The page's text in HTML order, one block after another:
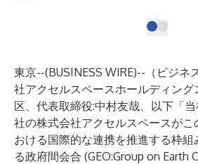
東京--(BUSINESS WIRE)-- （ビジ
社アクセルスペースホールディング
区、代表取締役:中村友哉、以下「
社の株式会社アクセルスペースがこ
おける国際的な連携を推進する枠
る政府間会合 (GEO:Group on Earth